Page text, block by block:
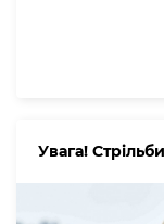
Увага!